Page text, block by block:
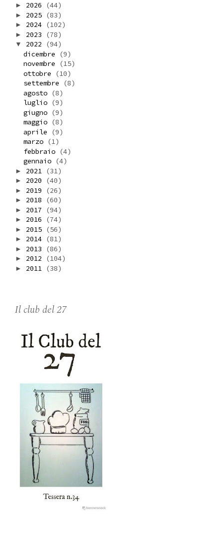
► 2026 (44)
► 2025 (83)
► 2024 (102)
► 2023 (78)
▼ 2022
(94)
dicembre
(9)
novembre
(15)
ottobre
(10)
settembre
(8)
agosto (8)
luglio (9)
giugno (9)
maggio (8)
aprile
(9)
marzo (1)
febbraio (4)
gennaio (4)
► 2021 (31)
► 2020 (40)
► 2019 (26)
► 2018 (60)
► 2017 (94)
► 2016 (74)
► 2015 (56)
► 2014 (81)
► 2013 (86)
► 2012 (104)
► 2011 (38)
Il club del 27